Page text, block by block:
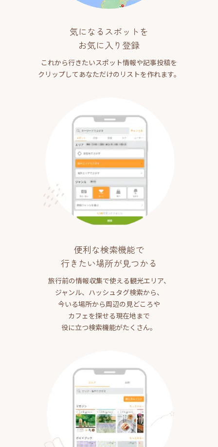
気になるスポットを
お気に入り登録
これから行きたいスポット情報や記事投稿を
クリップしてあなただけのリストを作れます。
便利な検索機能で
行きたい場所が見つかる
旅行前の情報収集で使える観光エリア、
ジャンル、ハッシュタグ検索から、
今いる場所から周辺の見どころや
カフェを探せる現在地まで
役に立つ検索機能がたくさん。